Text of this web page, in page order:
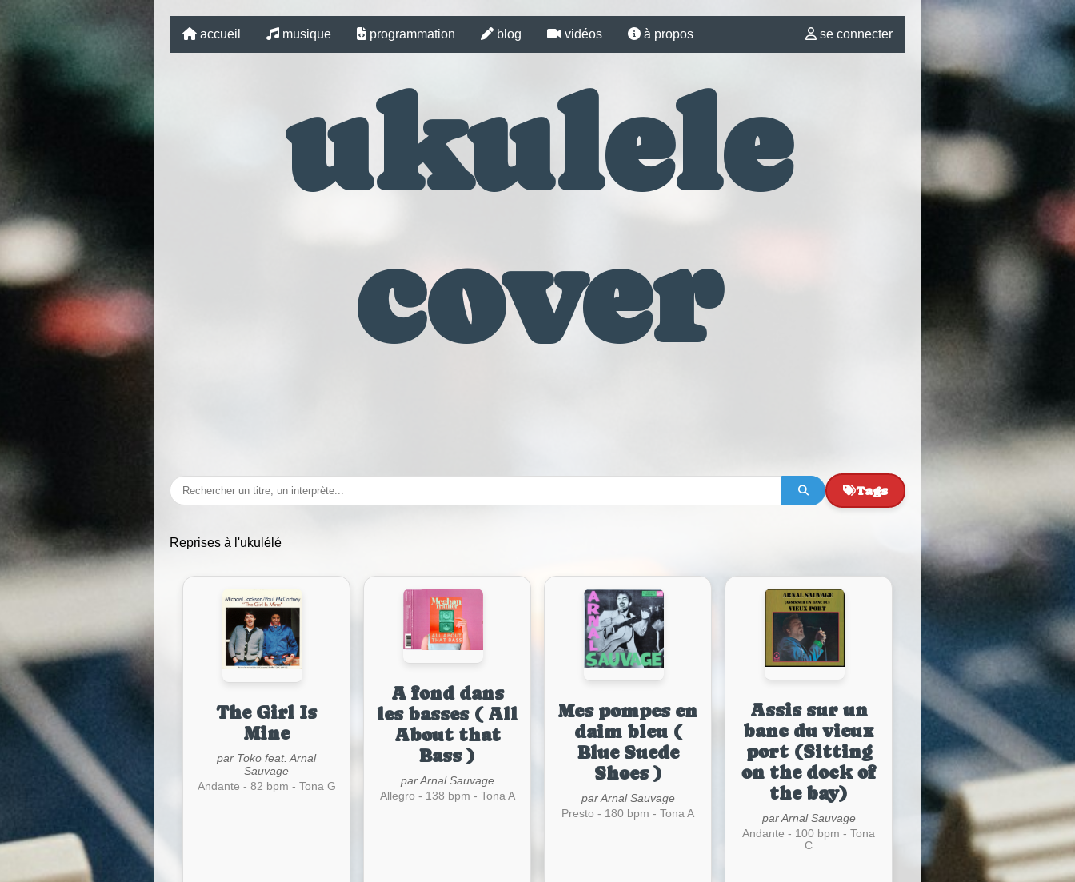
accueil musique programmation blog vidéos à propos se connecter
ukulele
cover
Tags
Reprises à l'ukulélé
The Girl Is
Mine
par Toko feat. Arnal
Sauvage
Andante - 82 bpm - Tona G
A fond dans
les basses ( All
About that
Bass )
par Arnal Sauvage
Allegro - 138 bpm - Tona A
Mes pompes en
daim bleu (
Blue Suede
Shoes )
par Arnal Sauvage
Presto - 180 bpm - Tona A
Assis sur un
banc du vieux
port (Sitting
on the dock of
the bay)
par Arnal Sauvage
Andante - 100 bpm - Tona
C